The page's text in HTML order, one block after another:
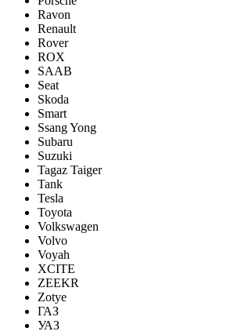
Ravon
Renault
Rover
ROX
SAAB
Seat
Skoda
Smart
Ssang Yong
Subaru
Suzuki
Tagaz Taiger
Tank
Tesla
Toyota
Volkswagen
Volvo
Voyah
XCITE
ZEEKR
Zotye
ГАЗ
УАЗ